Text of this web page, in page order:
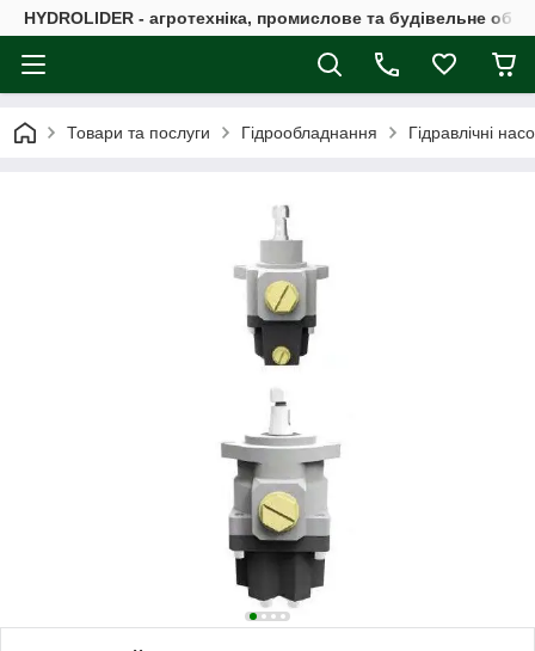
HYDROLIDER - агротехніка, промислове та будівельне
Товари та послуги Гідрообладнання Гідравлічні